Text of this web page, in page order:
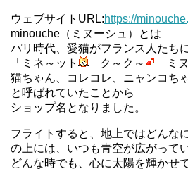
ウェブサイトURL:https://
minouche（ミヌーシュ）とは
パリ時代、愛猫がフランス人たち
「ミネ～ット
ク～ク～ ミヌ
猫ちゃん、コレコレ、ニャンコち
と呼ばれていたことから
ショップ名となりました。
フライトすると、地上ではどんな
の上には、いつも青空が広がって
どんな時でも、心に太陽を輝かせ